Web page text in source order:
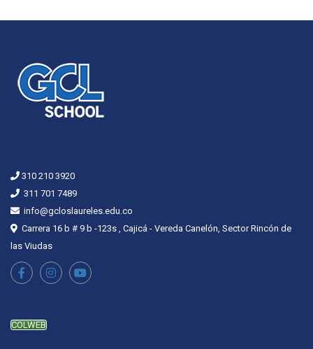
310 210 3920
311 701 7489
info@gcloslaureles.edu.co
Carrera 16 b # 9 b -123s , Cajicá - Vereda Canelón, Sector Rincón de
las Viudas
COLWEB